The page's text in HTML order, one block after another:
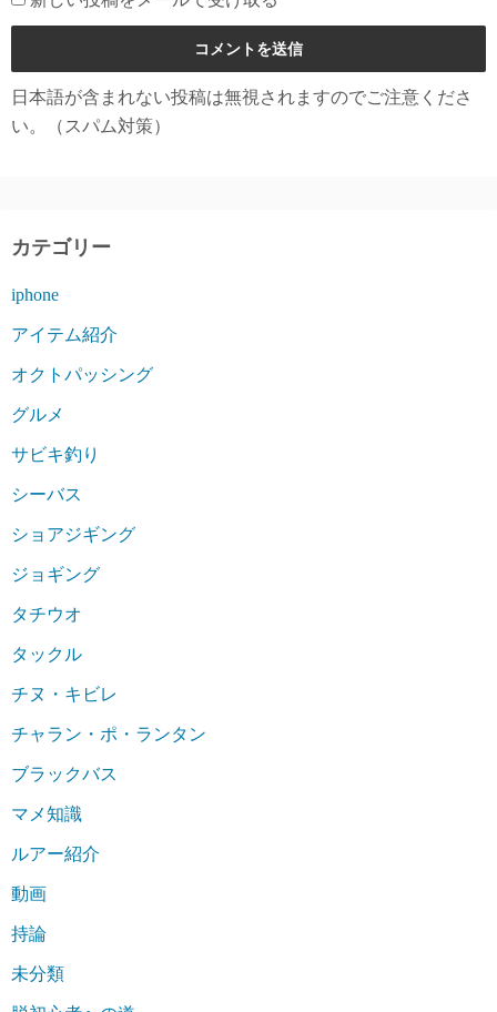
日本語が含まれない投稿は無視されますのでご注意くださ
い。（スパム対策）
カテゴリー
iphone
アイテム紹介
オクトパッシング
グルメ
サビキ釣り
シーバス
ショアジギング
ジョギング
タチウオ
タックル
チヌ・キビレ
チャラン・ポ・ランタン
ブラックバス
マメ知識
ルアー紹介
動画
持論
未分類